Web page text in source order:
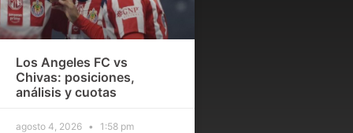
Los Angeles FC vs
Chivas: posiciones,
análisis y cuotas
agosto 4, 2026 1:58 pm